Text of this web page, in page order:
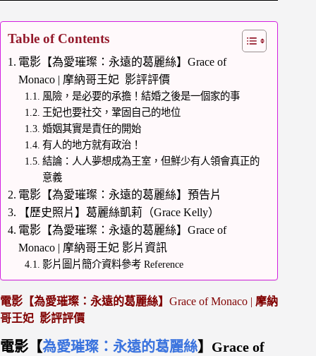
Table of Contents
電影【為愛璀璨：永遠的葛麗絲】Grace of
Monaco | 摩納哥王妃 影評評價
風險，是必要的承擔！結婚之後是一個家的事
王妃也要社交，鞏固自己的地位
婚姻其實是責任的開始
有人的地方就有政治！
結論：人人夢想成為王室，但鮮少有人領會真正的
意義
電影【為愛璀璨：永遠的葛麗絲】預告片
【歷史照片】葛麗絲凱莉（Grace Kelly）
電影【為愛璀璨：永遠的葛麗絲】Grace of
Monaco | 摩納哥王妃 影片資訊
影片圖片簡介資料參考 Reference
電影【為愛璀璨：永遠的葛麗絲】 Grace of Monaco | 摩納
哥王妃 影評評價
電影【為愛璀璨：永遠的葛麗絲】Grace of